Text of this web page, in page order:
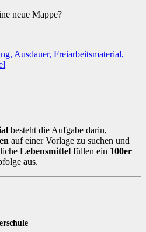
neue Mappe?
besteht die Aufgabe darin,
auf einer Vorlage zu suchen und
Lebensmittel füllen ein 100er
aus.